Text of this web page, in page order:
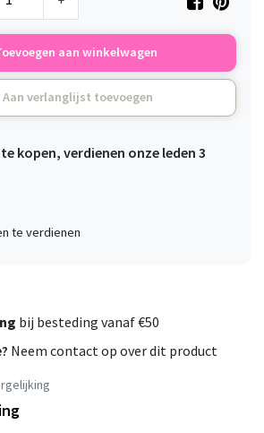
aan winkelwagen
Aan verlanglijst toevoegen
kopen, verdienen onze leden 3
te verdienen
bij besteding vanaf €50
Neem contact op over dit product